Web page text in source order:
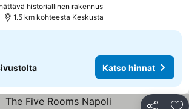
historiallinen rakennus
1.5 km kohteesta Keskusta
Katso hinnat